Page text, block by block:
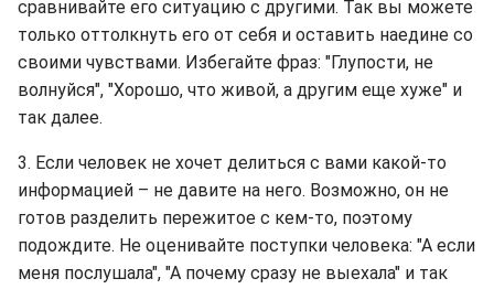
сравнивайте его ситуацию с другими. Так вы можете
только оттолкнуть его от себя и оставить наедине со
своими чувствами. Избегайте фраз: "Глупости, не
волнуйся", "Хорошо, что живой, а другим еще хуже" и
так далее.
3. Если человек не хочет делиться с вами какой-то
информацией – не давите на него. Возможно, он не
готов разделить пережитое с кем-то, поэтому
подождите. Не оценивайте поступки человека: "А если
меня послушала", "А почему сразу не выехала" и так